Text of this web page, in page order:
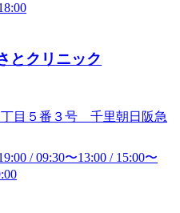
クリニック
目５番３号 千里朝日阪急
/09:30〜13:00 / 15:00〜